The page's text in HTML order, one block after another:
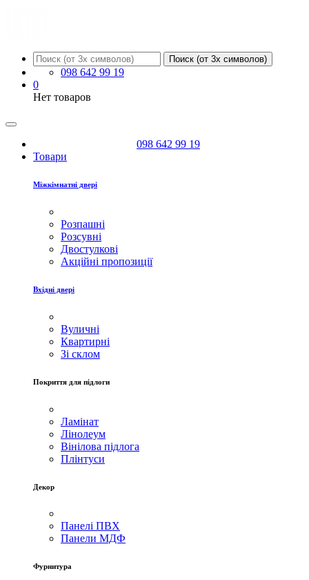
Поиск (от 3х символов)
098 642 99 19
0
Нет товаров
098 642 99 19
Товари
Міжкімнатні двері
Розпашні
Розсувні
Двостулкові
Акційні пропозиції
Вхідні двері
Вуличні
Квартирні
Зі склом
Покриття для підлоги
Ламінат
Лінолеум
Вінілова підлога
Плінтуси
Декор
Панелі ПВХ
Панели МДФ
Фурнитура